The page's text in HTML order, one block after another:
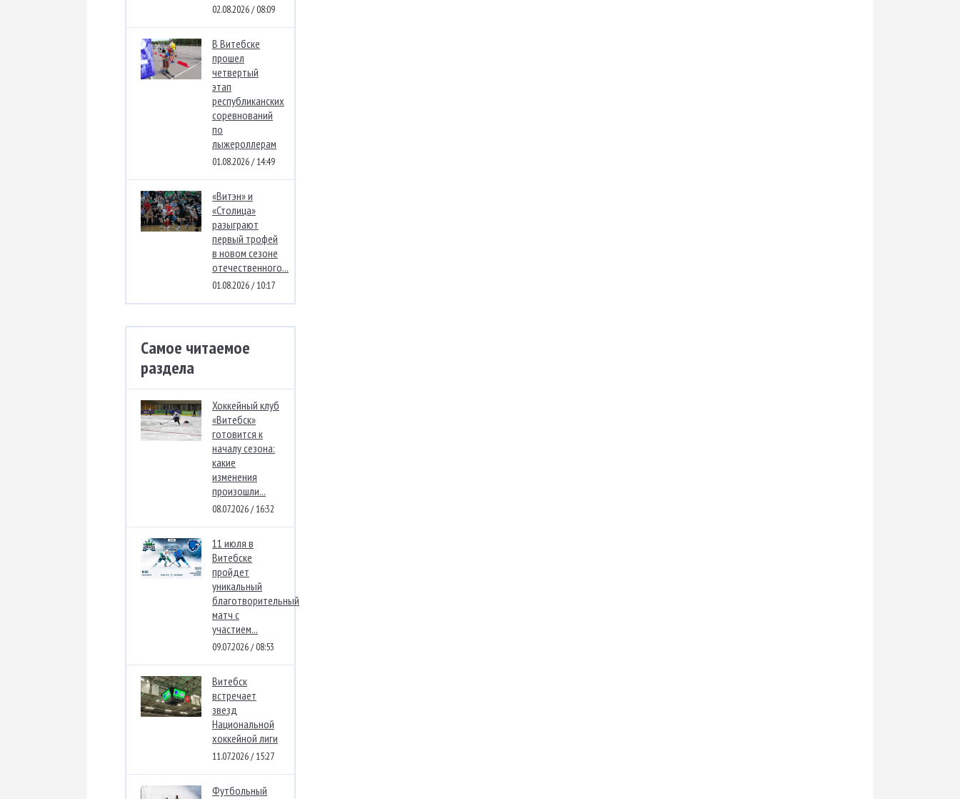
02.08.2026 / 08:09
В Витебске
прошел
четвертый
этап
республиканских
соревнований
по
лыжероллерам
01.08.2026 / 14:49
«Витэн» и
«Столица»
разыграют
первый трофей
в новом сезоне
отечественного...
01.08.2026 / 10:17
Самое читаемое
раздела
Хоккейный клуб
«Витебск»
готовится к
началу сезона:
какие
изменения
произошли...
08.07.2026 / 16:32
11 июля в
Витебске
пройдет
уникальный
благотворительный
матч с
участием...
09.07.2026 / 08:53
Витебск
встречает
звезд
Национальной
хоккейной лиги
11.07.2026 / 15:27
Футбольный